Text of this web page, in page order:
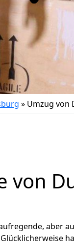
» Umzug von
von
aber